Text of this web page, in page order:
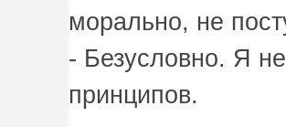
морально, не
- Безусловно. Я
принципов.